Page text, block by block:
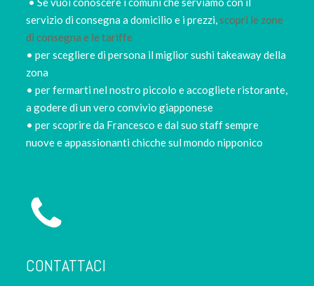
servizio di consegna a domicilio e i prezzi,scopri le zone
di consegna e le tariffe
• per scegliere di persona il miglior sushi takeaway della
zona
• per fermarti nel nostro piccolo e accogliete ristorante,
a godere di un vero convivio giapponese
• per scoprire da Francesco e dal suo staff sempre
nuove e appassionanti chicche sul mondo nipponico
CONTATTACI